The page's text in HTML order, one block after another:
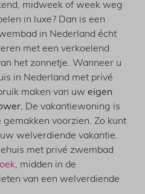
midweek of week weg
in luxe? Dan is een
in Nederland écht
met een verkoelend
het zonnetje. Wanneer u
in Nederland met privé
maken van uweigen
De vakantiewoning is
voorzien. Zo kunt
welverdiende vakantie.
met privé zwembad
, midden in de
van een welverdiende